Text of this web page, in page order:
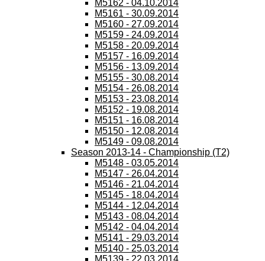
M5162 - 04.10.2014
M5161 - 30.09.2014
M5160 - 27.09.2014
M5159 - 24.09.2014
M5158 - 20.09.2014
M5157 - 16.09.2014
M5156 - 13.09.2014
M5155 - 30.08.2014
M5154 - 26.08.2014
M5153 - 23.08.2014
M5152 - 19.08.2014
M5151 - 16.08.2014
M5150 - 12.08.2014
M5149 - 09.08.2014
Season 2013-14 - Championship (T2)
M5148 - 03.05.2014
M5147 - 26.04.2014
M5146 - 21.04.2014
M5145 - 18.04.2014
M5144 - 12.04.2014
M5143 - 08.04.2014
M5142 - 04.04.2014
M5141 - 29.03.2014
M5140 - 25.03.2014
M5139 - 22.03.2014